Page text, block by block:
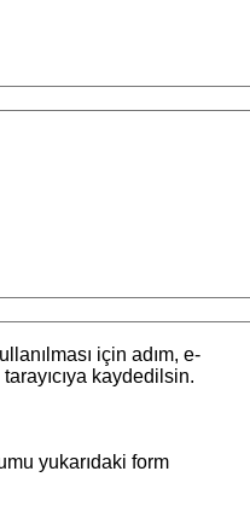
için adım, e-
kaydedilsin.
yukarıdaki form